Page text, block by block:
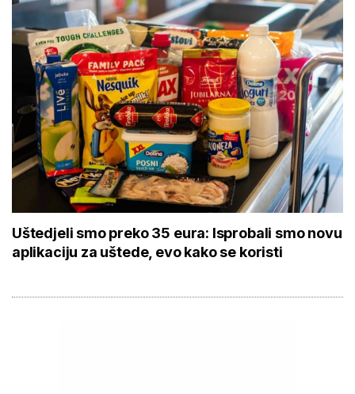
Uštedjeli smo preko 35 eura: Isprobali smo novu
aplikaciju za uštede, evo kako se koristi